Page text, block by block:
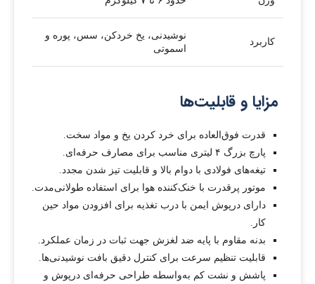
کاربرد
نوشیدنی، یخ خردکن، سس، پوره و
اسموتی
مزایا و قابلیت‌ها
قدرت فوق‌العاده برای خرد کردن یخ و مواد سخت.
پارچ بزرگ ۴ لیتری مناسب برای مصارف حرفه‌ای.
تیغه‌های فولادی با دوام بالا و قابلیت تیز شدن مجدد.
موتور پرقدرت با خنک‌کننده هوا برای استفاده طولانی‌مدت.
دارای درپوش ایمن با درب تغذیه برای افزودن مواد حین
کار.
بدنه مقاوم با پایه ضد لغزش جهت ثبات در زمان عملکرد.
قابلیت تنظیم سرعت برای کنترل دقیق بافت نوشیدنی‌ها.
پاشش و نشت کم به‌واسطه طراحی حرفه‌ای درپوش و